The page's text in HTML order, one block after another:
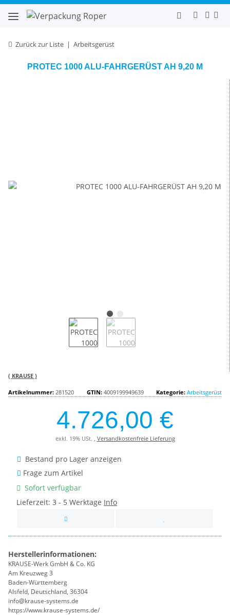
Zurück zur Liste Arbeitsgerüst
PROTEC 1000 ALU-FAHRGERÜST AH 9,20 M
( KRAUSE )
Artikelnummer: 281520 GTIN: 4009199949639 Kategorie: Arbeitsgerüst
4.726,00 €
exkl. 19% USt. , Versandkostenfreie Lieferung
Bestand pro Lager anzeigen
Frage zum Artikel
Sofort verfügbar
Lieferzeit: 3 - 5 Werktage Info
Herstellerinformationen:
KRAUSE-Werk GmbH & Co. KG
Am Kreuzweg 3
Baden-Württemberg
Alsfeld, Deutschland, 36304
info@krause-systems.de
https://www.krause-systems.de/